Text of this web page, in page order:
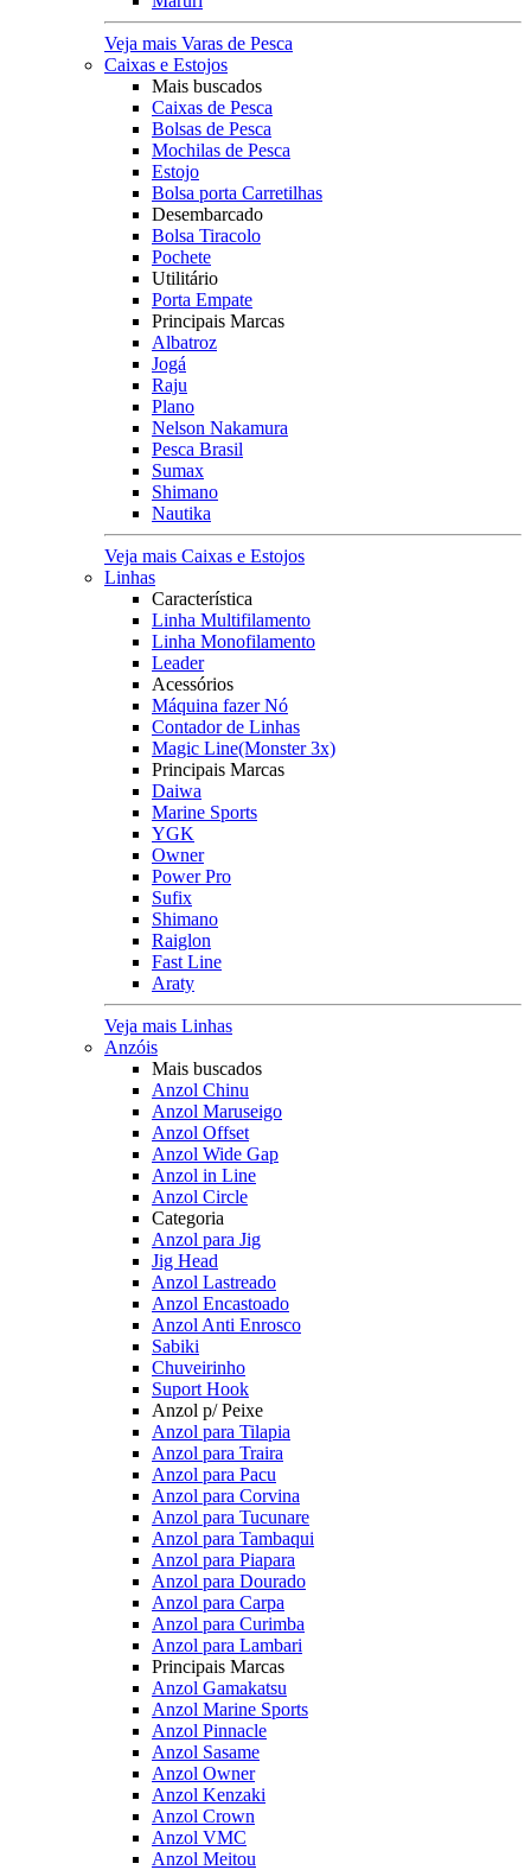
Veja mais Varas de Pesca
Caixas e Estojos
Mais buscados
Caixas de Pesca
Bolsas de Pesca
Mochilas de Pesca
Estojo
Bolsa porta Carretilhas
Desembarcado
Bolsa Tiracolo
Pochete
Utilitário
Porta Empate
Principais Marcas
Albatroz
Jogá
Raju
Plano
Nelson Nakamura
Pesca Brasil
Sumax
Shimano
Nautika
Veja mais Caixas e Estojos
Linhas
Característica
Linha Multifilamento
Linha Monofilamento
Leader
Acessórios
Máquina fazer Nó
Contador de Linhas
Magic Line(Monster 3x)
Principais Marcas
Daiwa
Marine Sports
YGK
Owner
Power Pro
Sufix
Shimano
Raiglon
Fast Line
Araty
Veja mais Linhas
Anzóis
Mais buscados
Anzol Chinu
Anzol Maruseigo
Anzol Offset
Anzol Wide Gap
Anzol in Line
Anzol Circle
Categoria
Anzol para Jig
Jig Head
Anzol Lastreado
Anzol Encastoado
Anzol Anti Enrosco
Sabiki
Chuveirinho
Suport Hook
Anzol p/ Peixe
Anzol para Tilapia
Anzol para Traira
Anzol para Pacu
Anzol para Corvina
Anzol para Tucunare
Anzol para Tambaqui
Anzol para Piapara
Anzol para Dourado
Anzol para Carpa
Anzol para Curimba
Anzol para Lambari
Principais Marcas
Anzol Gamakatsu
Anzol Marine Sports
Anzol Pinnacle
Anzol Sasame
Anzol Owner
Anzol Kenzaki
Anzol Crown
Anzol VMC
Anzol Meitou